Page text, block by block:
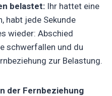
belastet: Ihr hattet eine
habt jede Sekunde
wieder: Abschied
schwerfallen und du
zur Belastung.
der Fernbeziehung